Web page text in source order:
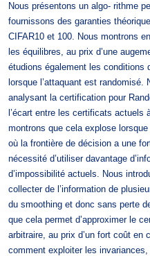
Nous présentons un algo- rithme
fournissons des garanties
CIFAR10 et 100. Nous montrons
les équilibres, au prix d’une
étudions également les conditions
lorsque l’attaquant est
analysant la certification pour
l’écart entre les certificats
montrons que cela explose
où la frontière de décision a une
nécessité d’utiliser davantage
d’impossibilité actuels. Nous
collecter de l’information de
du smoothing et donc sans perte
que cela permet d’approximer le
arbitraire, au prix d’un fort coût en
comment exploiter les